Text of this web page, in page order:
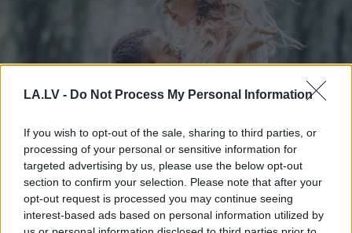
LA.LV - Do Not Process My Personal Information
If you wish to opt-out of the sale, sharing to third parties, or
processing of your personal or sensitive information for
targeted advertising by us, please use the below opt-out
section to confirm your selection. Please note that after your
opt-out request is processed you may continue seeing
interest-based ads based on personal information utilized by
Horoskopi8. augustam.
Šodien centies neļaut
emocijām pārāk spēcīgi